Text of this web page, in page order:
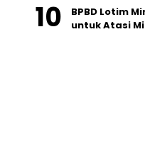
BPBD Lotim
untuk Atasi